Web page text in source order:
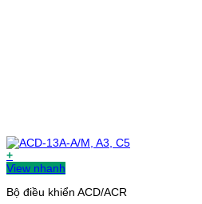
+
View nhanh
Bộ điều khiển ACD/ACR